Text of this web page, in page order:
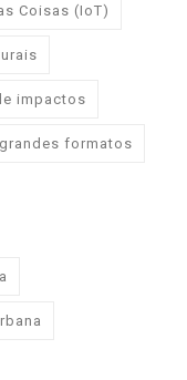
Coisas (IoT)
impactos
formatos